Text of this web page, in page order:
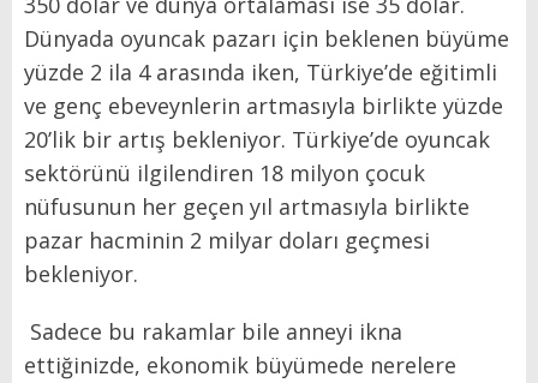
Dünyada oyuncak pazarı için beklenen büyüme
yüzde 2 ila 4 arasında iken, Türkiye’de eğitimli
ve genç ebeveynlerin artmasıyla birlikte yüzde
20’lik bir artış bekleniyor. Türkiye’de oyuncak
sektörünü ilgilendiren 18 milyon çocuk
nüfusunun her geçen yıl artmasıyla birlikte
pazar hacminin 2 milyar doları geçmesi
bekleniyor.
Sadece bu rakamlar bile anneyi ikna
ettiğinizde, ekonomik büyümede nerelere